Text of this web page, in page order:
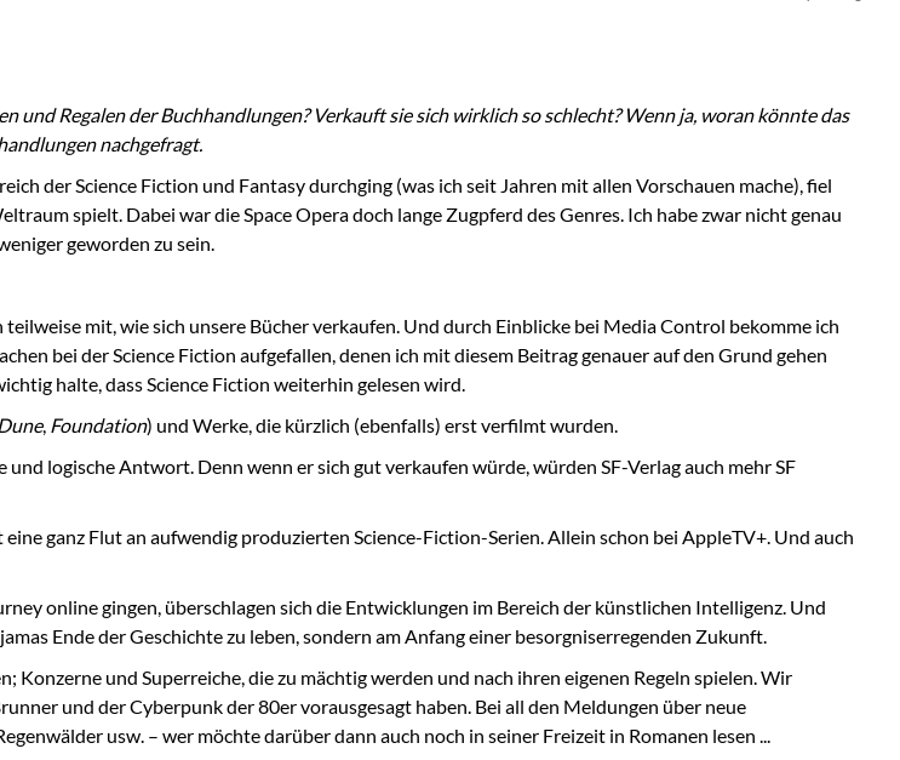
Regalen der Buchhandlungen? Verkauft sie sich wirklich so schlecht? Wenn ja, woran könnte das
nachgefragt.
der Science Fiction und Fantasy durchging (was ich seit Jahren mit allen Vorschauen mache), fiel
spielt. Dabei war die Space Opera doch lange Zugpferd des Genres. Ich habe zwar nicht genau
geworden zu sein.
mit, wie sich unsere Bücher verkaufen. Und durch Einblicke bei Media Control bekomme ich
bei der Science Fiction aufgefallen, denen ich mit diesem Beitrag genauer auf den Grund gehen
halte, dass Science Fiction weiterhin gelesen wird.
, Foundation) und Werke, die kürzlich (ebenfalls) erst verfilmt wurden.
logische Antwort. Denn wenn er sich gut verkaufen würde, würden SF-Verlag auch mehr SF
ganz Flut an aufwendig produzierten Science-Fiction-Serien. Allein schon bei AppleTV+. Und auch
online gingen, überschlagen sich die Entwicklungen im Bereich der künstlichen Intelligenz. Und
Ende der Geschichte zu leben, sondern am Anfang einer besorgniserregenden Zukunft.
und Superreiche, die zu mächtig werden und nach ihren eigenen Regeln spielen. Wir
und der Cyberpunk der 80er vorausgesagt haben. Bei all den Meldungen über neue
usw. – wer möchte darüber dann auch noch in seiner Freizeit in Romanen lesen ...